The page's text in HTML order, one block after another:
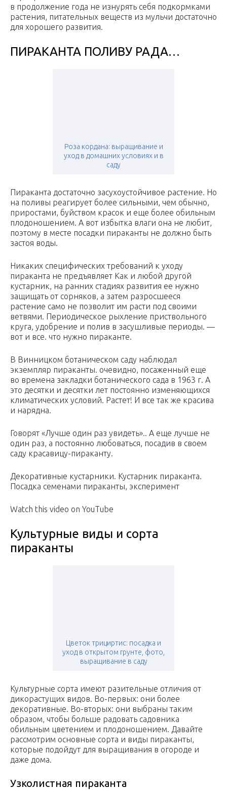
в продолжение года не изнурять себя подкормками
растения, питательных веществ из мульчи достаточно
для хорошего развития.
ПИРАКАНТА ПОЛИВУ РАДА…
Роза кордана: выращивание и
уход в домашних условиях и в
саду
Пираканта достаточно засухоустойчивое растение. Но
на поливы реагирует более сильными, чем обычно,
приростами, буйством красок и еще более обильным
плодоношением. А вот избытка влаги она не любит,
поэтому в месте посадки пираканты не должно быть
застоя воды.
Никаких специфических требований к уходу
пираканта не предъявляет Как и любой другой
кустарник, на ранних стадиях развития ее нужно
защищать от сорняков, а затем разросшееся
растение само не позволит им расти под своими
ветвями. Периодическое рыхление приствольного
круга, удобрение и полив в засушливые периоды. —
вот и все. что нужно пираканте.
В Винницком ботаническом саду наблюдал
экземпляр пираканты. очевидно, посаженный еще
во времена закладки ботанического сада в 1963 г. А
это десятки и десятки лет постоянно изменяющихся
климатических условий. Растет! И все так же красива
и нарядна.
Говорят «Лучше один раз увидеть».. А еще лучше не
один раз, а постоянно любоваться, посадив в своем
саду красавицу-пираканту.
Декоративные кустарники. Кустарник пираканта.
Посадка семенами пираканты, эксперимент
Watch this video on YouTube
Культурные виды и сорта
пираканты
Цветок трициртис: посадка и
уход в открытом грунте, фото,
выращивание в саду
Культурные сорта имеют разительные отличия от
дикорастущих видов. Во-первых: они более
декоративные. Во-вторых: они выбраны таким
образом, чтобы больше радовать садовника
обильным цветением и плодоношением. Давайте
рассмотрим основные сорта и виды пираканты,
которые подойдут для выращивания в огороде и
даже дома.
Узколистная пираканта